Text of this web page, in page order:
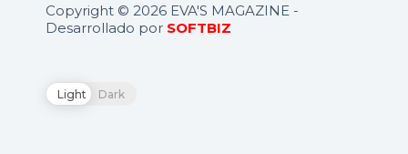
Copyright © 2026 EVA'S MAGAZINE -
Desarrollado por SOFTBIZ
Light Dark